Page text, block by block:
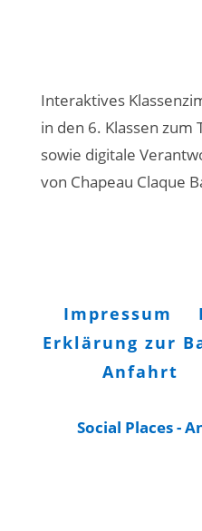
Interaktives
in den 6. Klassen zum
sowie digitale
von Chapeau Claque
Impressum
Erklärung zur
Anfahrt
Social Places -